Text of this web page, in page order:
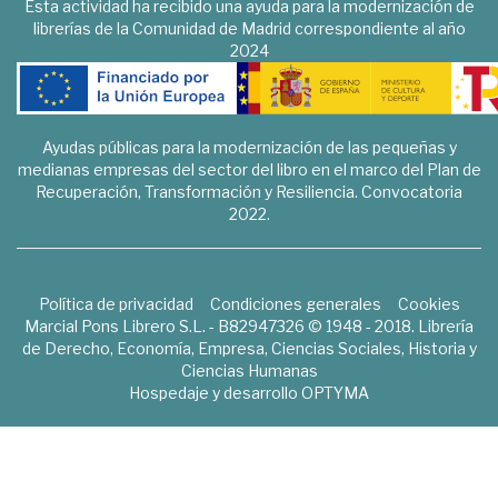
Esta actividad ha recibido una ayuda para la modernización de
librerías de la Comunidad de Madrid correspondiente al año
2024
Ayudas públicas para la modernización de las pequeñas y
medianas empresas del sector del libro en el marco del Plan de
Recuperación, Transformación y Resiliencia. Convocatoria
2022.
Política de privacidad Condiciones generales
Cookies
Marcial Pons Librero S.L. - B82947326 © 1948 - 2018. Librería
de Derecho, Economía, Empresa, Ciencias Sociales, Historia y
Ciencias Humanas
Hospedaje y desarrollo OPTYMA